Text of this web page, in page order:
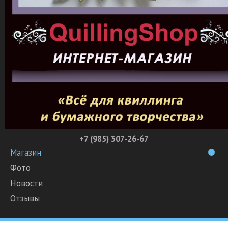
+7 (985) 307-26-67
Магазин
Фото
Новости
Отзывы